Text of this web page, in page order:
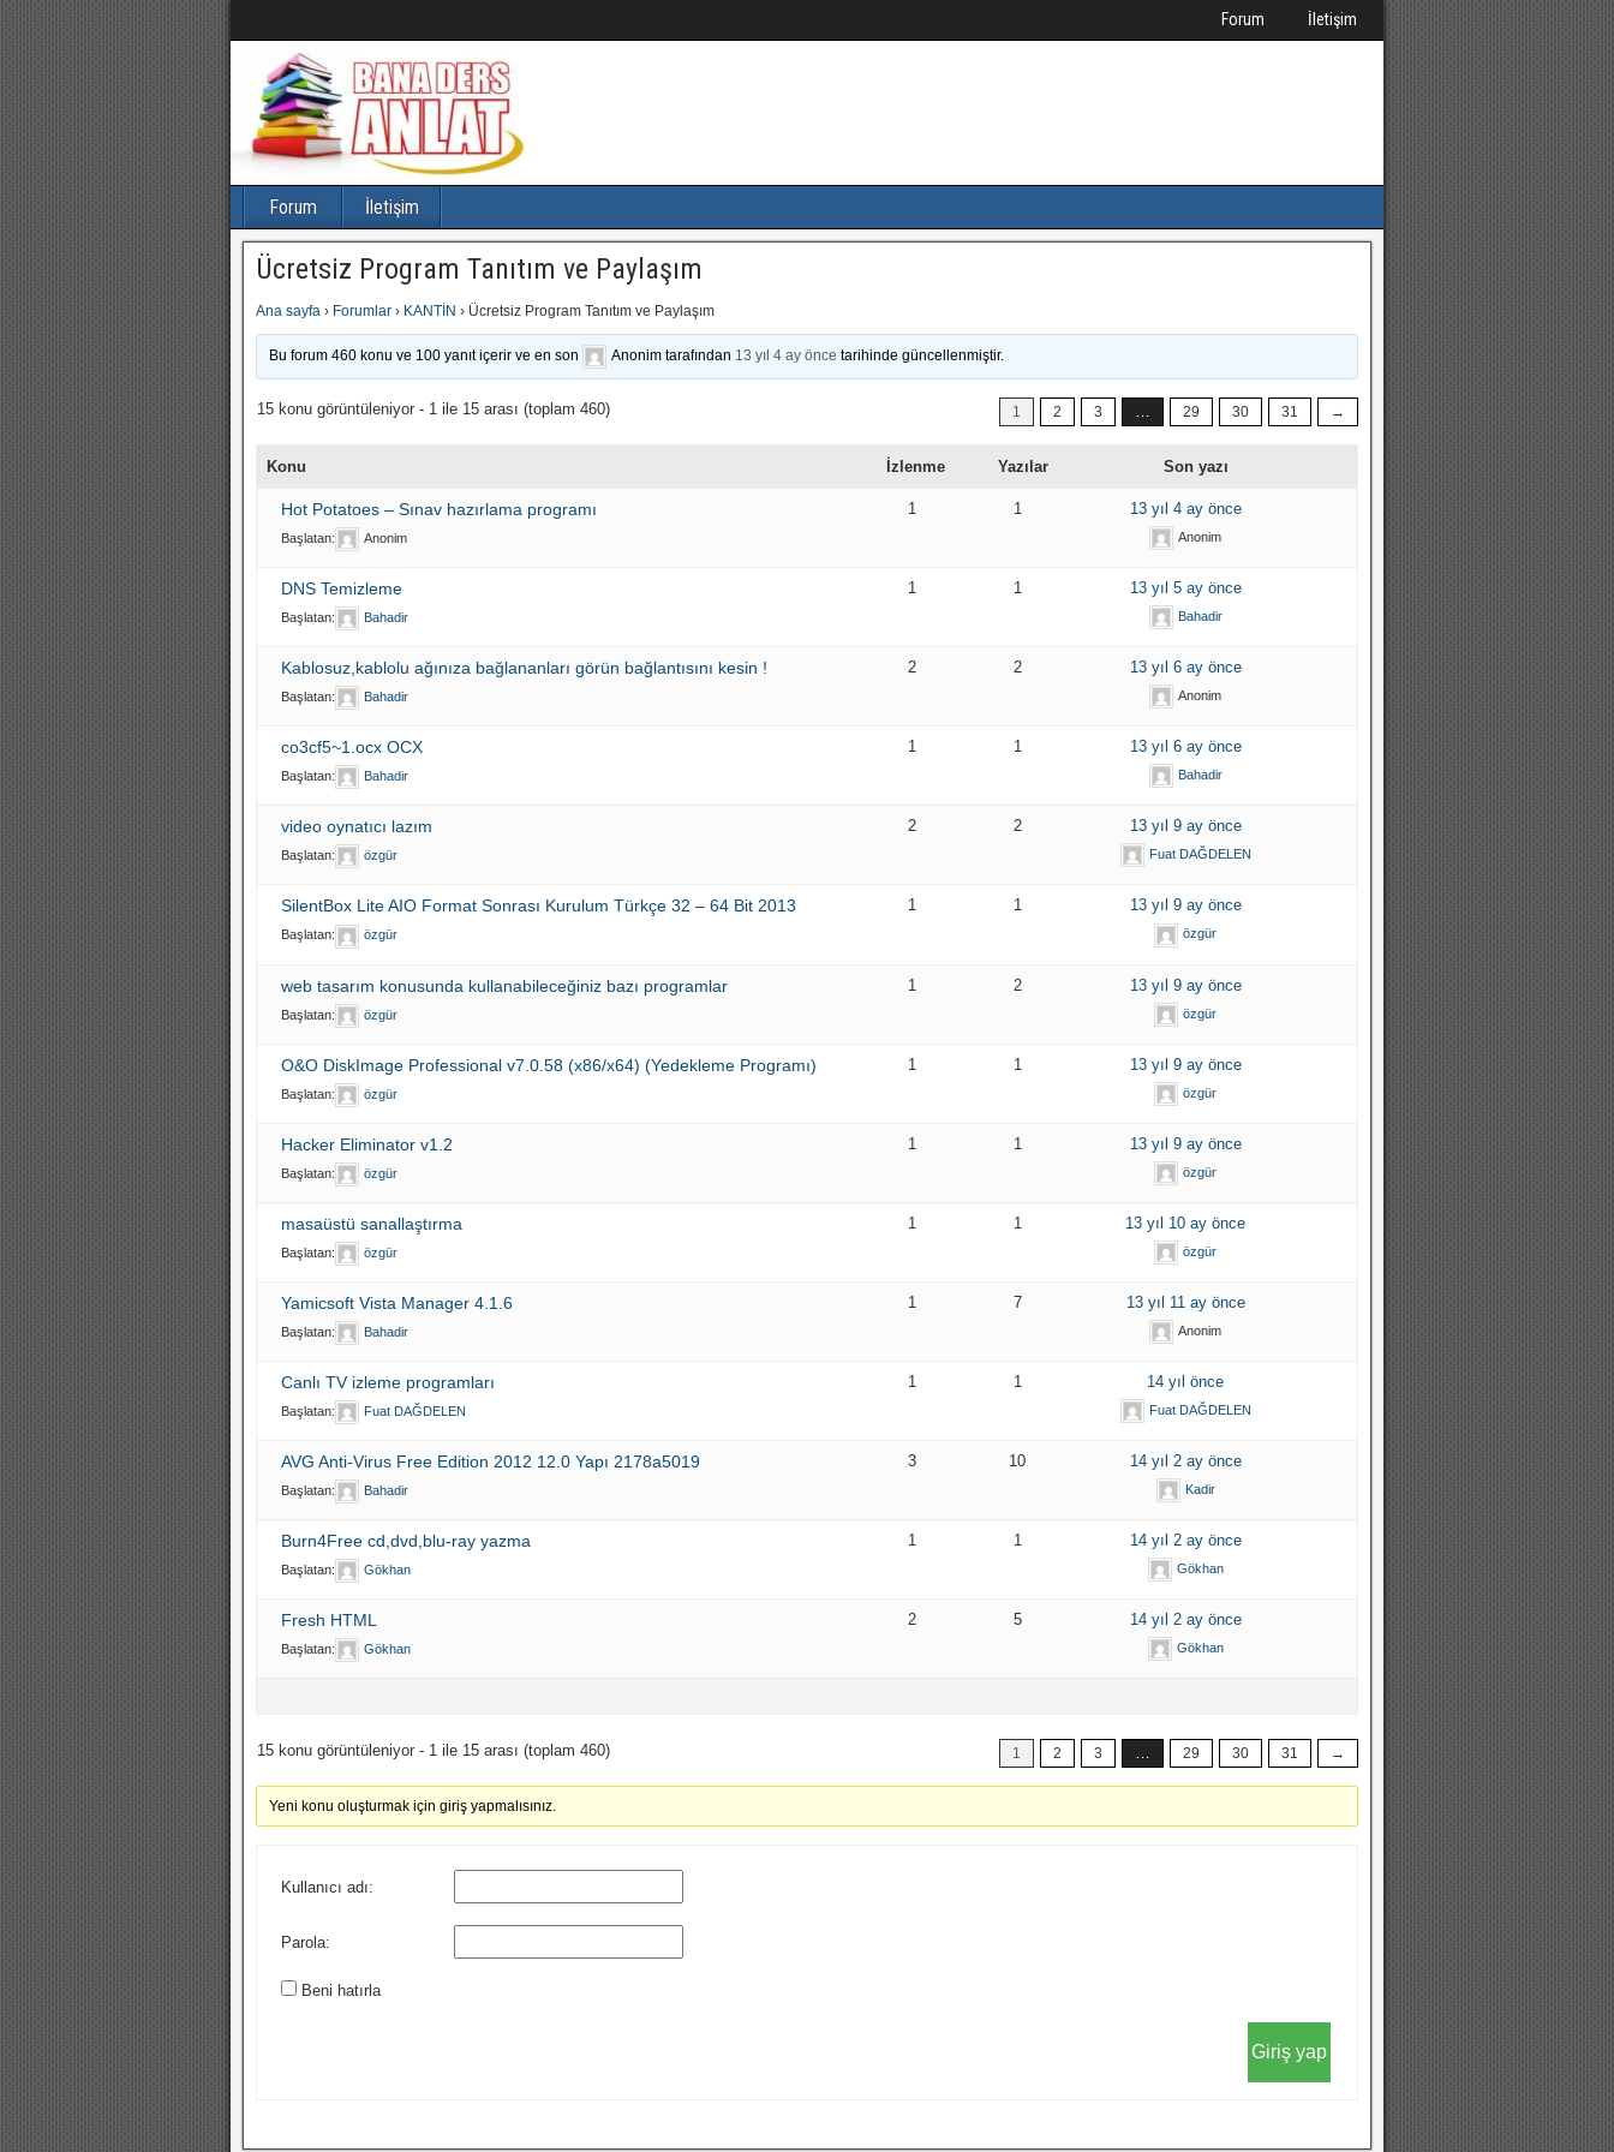
Forum İletişim
Forum İletişim
Ücretsiz Program Tanıtım ve Paylaşım
Ana sayfa › Forumlar › KANTİN › Ücretsiz Program Tanıtım ve Paylaşım
Bu forum 460 konu ve 100 yanıt içerir ve en son Anonimtarafından 13 yıl 4 ay önce tarihinde güncellenmiştir.
15 konu görüntüleniyor - 1 ile 15 arası (toplam 460) 1 2 3 … 29 30 31 →
Konu İzlenme Yazılar Son yazı
Hot Potatoes – Sınav hazırlama programı
Başlatan: Anonim
1 1 13 yıl 4 ay önce
Anonim
DNS Temizleme
Başlatan: Bahadir
1 1 13 yıl 5 ay önce
Bahadir
Kablosuz,kablolu ağınıza bağlananları görün bağlantısını kesin !
Başlatan: Bahadir
2 2 13 yıl 6 ay önce
Anonim
co3cf5~1.ocx OCX
Başlatan: Bahadir
1 1 13 yıl 6 ay önce
Bahadir
video oynatıcı lazım
Başlatan: özgür
2 2 13 yıl 9 ay önce
Fuat DAĞDELEN
SilentBox Lite AIO Format Sonrası Kurulum Türkçe 32 – 64 Bit 2013
Başlatan: özgür
1 1 13 yıl 9 ay önce
özgür
web tasarım konusunda kullanabileceğiniz bazı programlar
Başlatan: özgür
1 2 13 yıl 9 ay önce
özgür
O&O DiskImage Professional v7.0.58 (x86/x64) (Yedekleme Programı)
Başlatan: özgür
1 1 13 yıl 9 ay önce
özgür
Hacker Eliminator v1.2
Başlatan: özgür
1 1 13 yıl 9 ay önce
özgür
masaüstü sanallaştırma
Başlatan: özgür
1 1 13 yıl 10 ay önce
özgür
Yamicsoft Vista Manager 4.1.6
Başlatan: Bahadir
1 7 13 yıl 11 ay önce
Anonim
Canlı TV izleme programları
Başlatan: Fuat DAĞDELEN
1 1 14 yıl önce
Fuat DAĞDELEN
AVG Anti-Virus Free Edition 2012 12.0 Yapı 2178a5019
Başlatan: Bahadir
3 10 14 yıl 2 ay önce
Kadir
Burn4Free cd,dvd,blu-ray yazma
Başlatan: Gökhan
1 1 14 yıl 2 ay önce
Gökhan
Fresh HTML
Başlatan: Gökhan
2 5 14 yıl 2 ay önce
Gökhan
15 konu görüntüleniyor - 1 ile 15 arası (toplam 460) 1 2 3 … 29 30 31 →
Yeni konu oluşturmak için giriş yapmalısınız.
Kullanıcı adı:
Parola:
Beni hatırla
Giriş yap